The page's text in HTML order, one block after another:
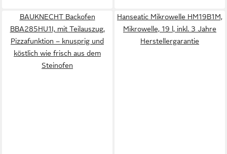
BAUKNECHT Backofen
BBA285HU1I, mit Teilauszug,
Pizzafunktion – knusprig und
köstlich wie frisch aus dem
Steinofen
Hanseatic Mikrowelle HM19B1M,
Mikrowelle, 19 l, inkl. 3 Jahre
Herstellergarantie